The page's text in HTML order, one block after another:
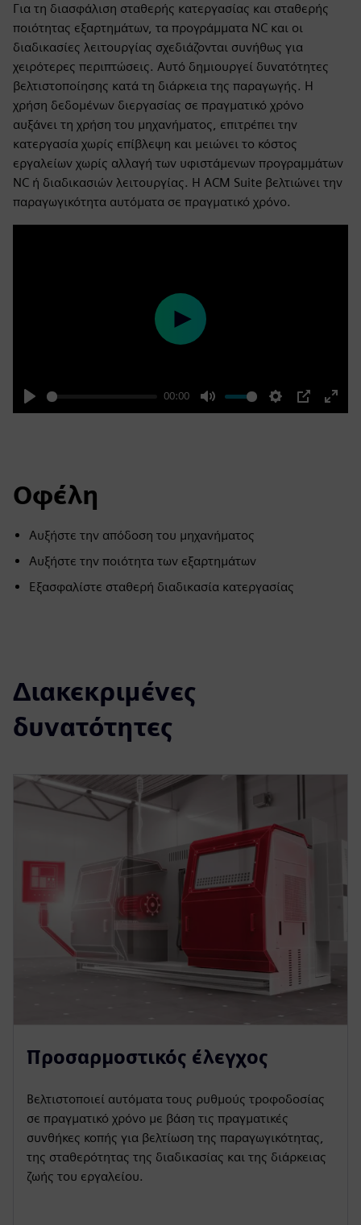
Για τη διασφάλιση σταθερής κατεργασίας και σταθερής
ποιότητας εξαρτημάτων, τα προγράμματα NC και οι
διαδικασίες λειτουργίας σχεδιάζονται συνήθως για
χειρότερες περιπτώσεις. Αυτό δημιουργεί δυνατότητες
βελτιστοποίησης κατά τη διάρκεια της παραγωγής. Η
χρήση δεδομένων διεργασίας σε πραγματικό χρόνο
αυξάνει τη χρήση του μηχανήματος, επιτρέπει την
κατεργασία χωρίς επίβλεψη και μειώνει το κόστος
εργαλείων χωρίς αλλαγή των υφιστάμενων προγραμμάτων
NC ή διαδικασιών λειτουργίας. Η ACM Suite βελτιώνει την
παραγωγικότητα αυτόματα σε πραγματικό χρόνο.
Play
00:00
Mute Settings
PIP
Enter
Play
Οφέλη
Αυξήστε την απόδοση του μηχανήματος
Αυξήστε την ποιότητα των εξαρτημάτων
Εξασφαλίστε σταθερή διαδικασία κατεργασίας
Διακεκριμένες
δυνατότητες
Προσαρμοστικός έλεγχος
Βελτιστοποιεί αυτόματα τους ρυθμούς τροφοδοσίας
σε πραγματικό χρόνο με βάση τις πραγματικές
συνθήκες κοπής για βελτίωση της παραγωγικότητας,
της σταθερότητας της διαδικασίας και της διάρκειας
ζωής του εργαλείου.